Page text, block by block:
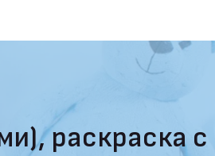
раскраска с